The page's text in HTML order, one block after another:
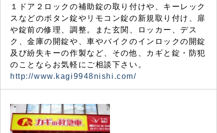
１ドア２ロックの補助錠の取り付けや、キーレック
スなどのボタン錠やリモコン錠の新規取り付け、扉
や錠前の修理、調整。また玄関、ロッカー、デス
ク、金庫の開錠や、車やバイクのインロックの開錠
及び紛失キーの作製など、その他、カギと錠・防犯
のことならお気軽にご相談下さい。
http://www.kagi9948nishi.com/